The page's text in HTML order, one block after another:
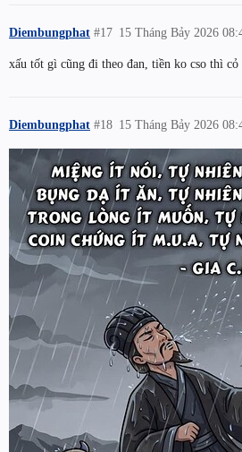
Diembungphat 15 Tháng Bảy 2026
#17
xấu tốt gì cũng đi theo đan, tiền ko cso thì cỏ
Diembungphat 15 Tháng Bảy 2026
#18